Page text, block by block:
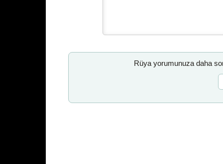
Rüya yorumunuza daha